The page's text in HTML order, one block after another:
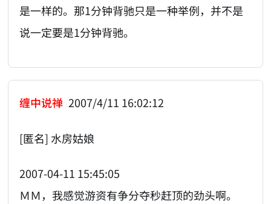
是一样的。那1分钟背驰只是一种举例，并不是
说一定要是1分钟背驰。
缠中说禅 2007/4/11 16:02:12
[匿名] 水房姑娘
2007-04-11 15:45:05
ＭＭ，我感觉游资有争分夺秒赶顶的劲头啊。